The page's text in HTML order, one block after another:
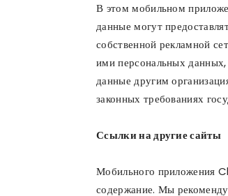
В этом мобильном
данные могут
собственной рекламной
ими персональных
данные другим
законных требованиях
Ссылки на другие сайты
Мобильного приложения
содержание. Мы